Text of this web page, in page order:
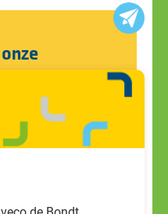
ontwikkelingen
je in voor de